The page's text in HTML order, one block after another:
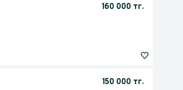
160 000 тг.
150 000 тг.